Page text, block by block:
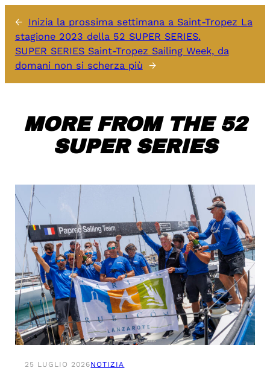
← Inizia la prossima settimana a Saint-Tropez La
stagione 2023 della 52 SUPER SERIES.
SUPER SERIES Saint-Tropez Sailing Week, da
domani non si scherza più →
MORE FROM THE 52
SUPER SERIES
25 LUGLIO 2026NOTIZIA